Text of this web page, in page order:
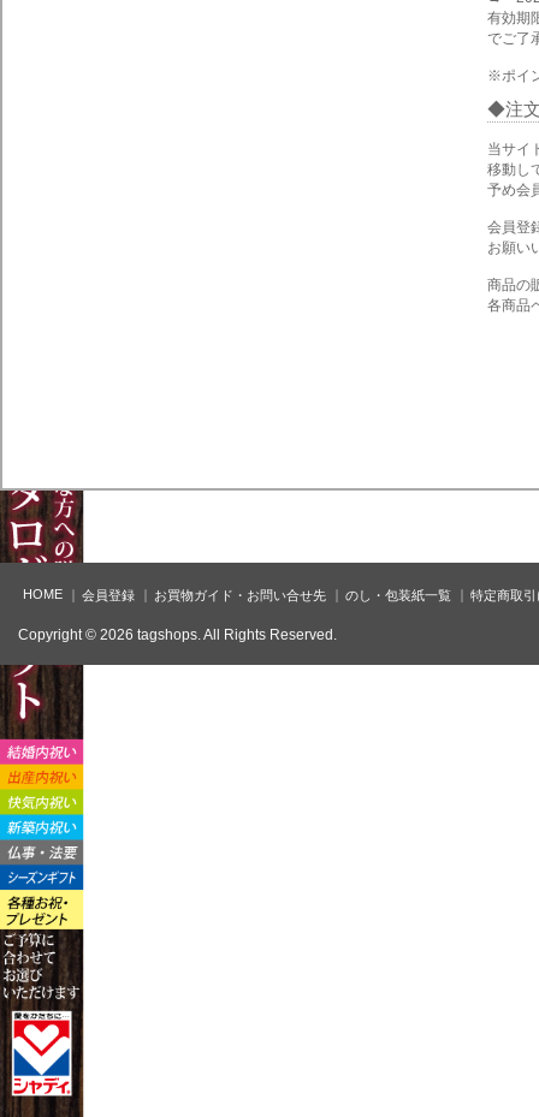
有効期
でご了
※ポイ
注
当サイ
移動し
予め会
会員登
お願い
商品の
各商品
HOME 会員登録 お買物ガイド・お問い合せ先 のし・包装紙一覧 特定商取
Copyright © 2026 tagshops. All Rights Reserved.